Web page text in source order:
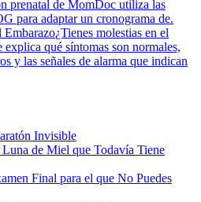
prenatal de MomDoc utiliza las
para adaptar un cronograma de.
Embarazo¿Tienes molestias en el
qué síntomas son normales,
y las señales de alarma que indican
Invisible
de Miel que Todavía Tiene
Final para el que No Puedes